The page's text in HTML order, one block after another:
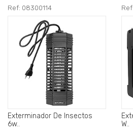
Ref: 08300114
Exterminador De Insectos
6w..
W..